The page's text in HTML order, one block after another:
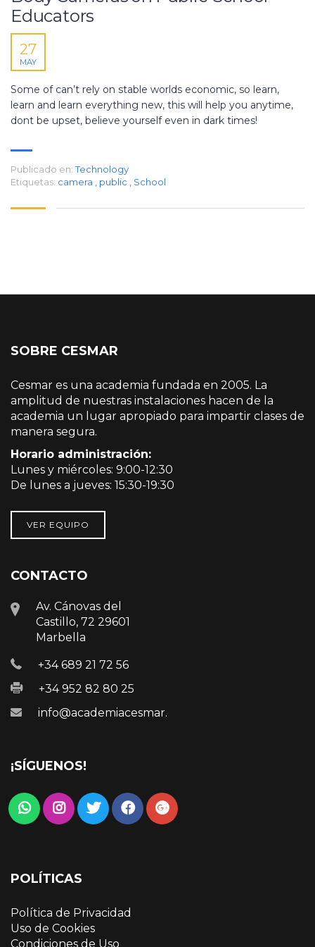
Educators
27
MAY
Some of can’t rely on stable worlds economic, so learn,
learn and learn everything new, this will help you anytime,
dont be upset, believe yourself even in dark times!
Publicado en: Technology
Etiquetas: camera public School
SOBRE CESMAR
Cesmar es una academia fundada en 2005. La
amplitud de nuestras instalaciones hacen de la
academia un lugar apropiado para impartir clases de
manera segura.
Horario administración:
Lunes y miércoles: 9:00-12:30
De lunes a jueves: 15:30-19:30
VER EQUIPO
CONTACTO
Av. Cánovas del
Castillo, 72 29601
Marbella
+34 689 21 72 56
+34 952 82 80 25
info@academiacesmar.com
¡SÍGUENOS!
POLÍTICAS
Política de Privacidad
Uso de Cookies
Condiciones de Uso